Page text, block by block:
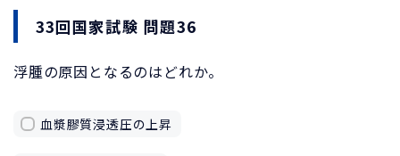
33回国家試験 問題36
浮腫の原因となるのはどれか。
血漿膠質浸透圧の上昇